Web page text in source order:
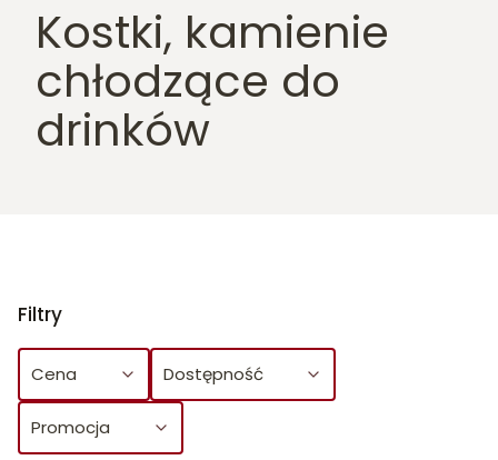
Kostki, kamienie
chłodzące do
drinków
Filtry
Cena Dostępność
Promocja